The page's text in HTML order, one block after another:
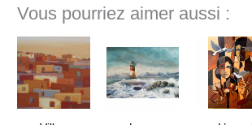
Vous pourriez aimer aussi :